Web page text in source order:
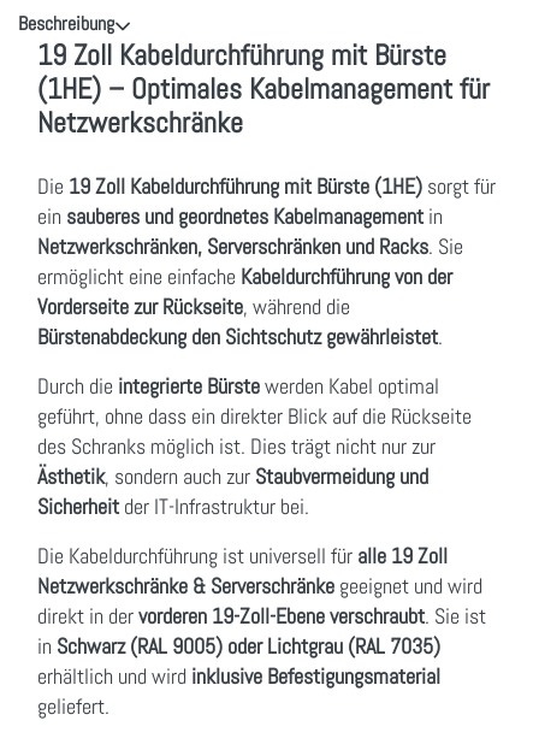
Beschreibung
19 Zoll Kabeldurchführung mit Bürste
(1HE) – Optimales Kabelmanagement für
Netzwerkschränke
Die 19 Zoll Kabeldurchführung mit Bürste (1HE) sorgt für
ein sauberes und geordnetes Kabelmanagement in
Netzwerkschränken, Serverschränken und Racks. Sie
ermöglicht eine einfache Kabeldurchführung von der
Vorderseite zur Rückseite, während die
Bürstenabdeckung den Sichtschutz gewährleistet.
Durch die integrierte Bürstewerden Kabel optimal
geführt, ohne dass ein direkter Blick auf die Rückseite
des Schranks möglich ist. Dies trägt nicht nur zur
Ästhetik, sondern auch zur Staubvermeidung und
Sicherheit der IT-Infrastruktur bei.
Die Kabeldurchführung ist universell für alle 19 Zoll
Netzwerkschränke & Serverschränke geeignet und wird
direkt in dervorderen 19-Zoll-Ebene verschraubt. Sie ist
in Schwarz (RAL 9005) oder Lichtgrau (RAL 7035)
erhältlich und wird inklusive Befestigungsmaterial
geliefert.